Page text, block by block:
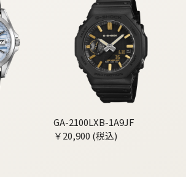
GA-2100LXB-1A9JF
￥20,900 (税込)